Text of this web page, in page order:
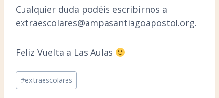
Cualquier duda podéis escribirnos a
extraescolares@ampasantiagoapostol.org.
Feliz Vuelta a Las Aulas
Etiquetas
de
#extraescolares